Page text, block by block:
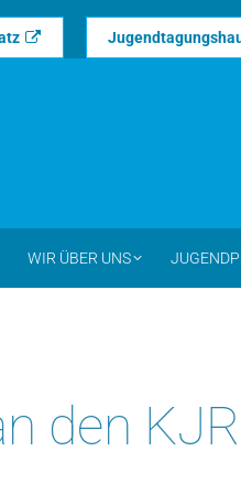
WIR ÜBER UNS
den